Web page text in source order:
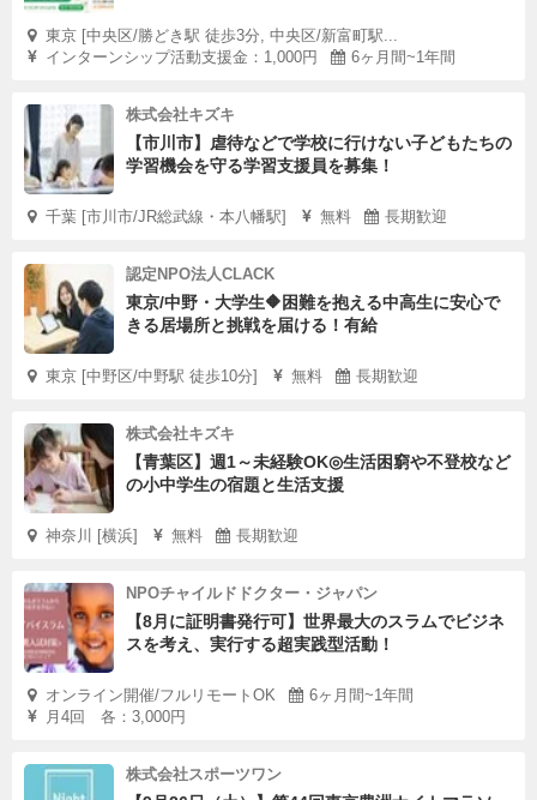
東京 [中央区/勝どき駅 徒歩3分, 中央区/新富町駅...
インターンシップ活動支援金：1,000円
6ヶ月間~1年間
株式会社キズキ
【市川市】虐待などで学校に行けない子どもたちの
学習機会を守る学習支援員を募集！
千葉 [市川市/JR総武線・本八幡駅] 無料 長期歓迎
認定NPO法人CLACK
東京/中野・大学生🔶困難を抱える中高生に安心で
きる居場所と挑戦を届ける！有給
東京 [中野区/中野駅 徒歩10分] 無料 長期歓迎
株式会社キズキ
【青葉区】週1～未経験OK◎生活困窮や不登校など
の小中学生の宿題と生活支援
神奈川 [横浜] 無料 長期歓迎
NPOチャイルドドクター・ジャパン
【8月に証明書発行可】世界最大のスラムでビジネ
スを考え、実行する超実践型活動！
オンライン開催/フルリモートOK
6ヶ月間~1年間
月4回 各：3,000円
株式会社スポーツワン